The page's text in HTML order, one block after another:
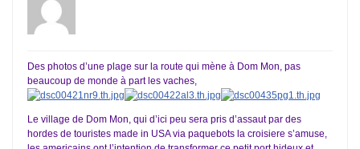
Des photos d’une plage sur la route qui mène à Dom Mon, pas
beaucoup de monde à part les vaches,
Le village de Dom Mon, qui d’ici peu sera pris d’assaut par des
hordes de touristes made in USA via paquebots la croisiere s’amuse,